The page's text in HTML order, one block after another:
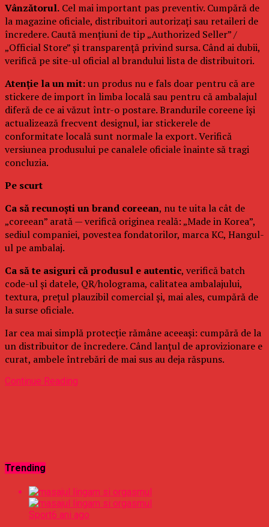
Vânzătorul. Cel mai important pas preventiv. Cumpără de
la magazine oficiale, distribuitori autorizați sau retaileri de
încredere. Caută mențiuni de tip „Authorized Seller” /
„Official Store” și transparență privind sursa. Când ai dubii,
verifică pe site-ul oficial al brandului lista de distribuitori.
Atenție la un mit:un produs nu e fals doar pentru că are
stickere de import în limba locală sau pentru că ambalajul
diferă de ce ai văzut într-o postare. Brandurile coreene își
actualizează frecvent designul, iar stickerele de
conformitate locală sunt normale la export. Verifică
versiunea produsului pe canalele oficiale înainte să tragi
concluzia.
Pe scurt
Ca să recunoști un brand coreean, nu te uita la cât de
„coreean” arată — verifică originea reală: „Made in Korea”,
sediul companiei, povestea fondatorilor, marca KC, Hangul-
ul pe ambalaj.
Ca să te asiguri că produsul e autentic, verifică batch
code-ul și datele, QR/holograma, calitatea ambalajului,
textura, prețul plauzibil comercial și, mai ales, cumpără de
la surse oficiale.
Iar cea mai simplă protecție rămâne aceeași: cumpără de la
un distribuitor de încredere. Când lanțul de aprovizionare e
curat, ambele întrebări de mai sus au deja răspuns.
Continue Reading
Trending
Sport6 ani ago